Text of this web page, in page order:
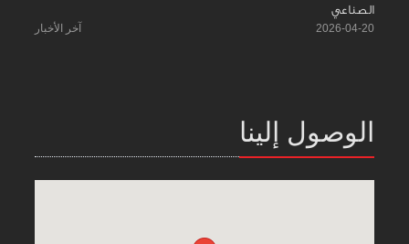
الصناعي
2026-04-20 آخر الأخبار
الوصول إلينا